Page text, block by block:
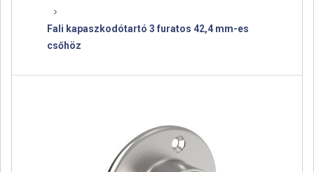
i
Fali kapaszkodótartó 3 furatos 42,4 mm-es
csőhöz